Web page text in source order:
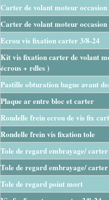
Carter de volant moteur occasion
Carter de volant moteur occasion
Ecrou vis fixation carter 3/8-24
Kit vis fixation carter de volant
écrous + rdles )
Pastille obturation bague avant
Plaque ar entre bloc et carter
Rondelle frein ecrou de vis fix
Rondelle frein vis fixation tole
Tole de regard embrayage/
Tole de regard embrayage/
Tole de regard point mort